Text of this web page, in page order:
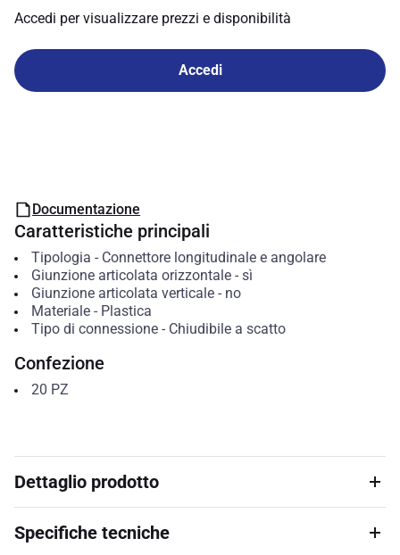
Accedi per visualizzare prezzi e disponibilità
Accedi
Documentazione
Caratteristiche principali
Tipologia - Connettore longitudinale e angolare
Giunzione articolata orizzontale- sì
Giunzione articolata verticale- no
Materiale- Plastica
Tipo di connessione- Chiudibile a scatto
Confezione
20 PZ
Dettaglio prodotto
Specifiche tecniche